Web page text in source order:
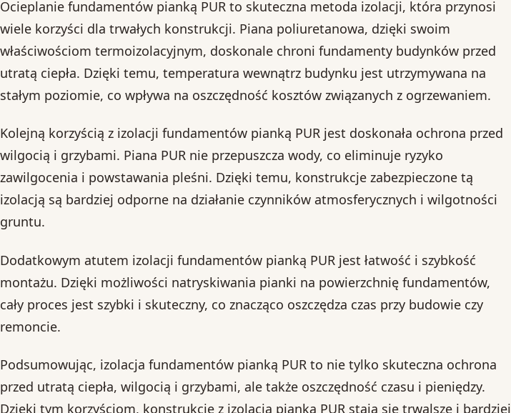
Ocieplanie fundamentów pianką PUR to skuteczna metoda izolacji, która przynosi
wiele korzyści dla trwałych konstrukcji. Piana poliuretanowa, dzięki swoim
właściwościom termoizolacyjnym, doskonale chroni fundamenty budynków przed
utratą ciepła. Dzięki temu, temperatura wewnątrz budynku jest utrzymywana na
stałym poziomie, co wpływa na oszczędność kosztów związanych z ogrzewaniem.
Kolejną korzyścią z izolacji fundamentów pianką PUR jest doskonała ochrona przed
wilgocią i grzybami. Piana PUR nie przepuszcza wody, co eliminuje ryzyko
zawilgocenia i powstawania pleśni. Dzięki temu, konstrukcje zabezpieczone tą
izolacją są bardziej odporne na działanie czynników atmosferycznych i wilgotności
gruntu.
Dodatkowym atutem izolacji fundamentów pianką PUR jest łatwość i szybkość
montażu. Dzięki możliwości natryskiwania pianki na powierzchnię fundamentów,
cały proces jest szybki i skuteczny, co znacząco oszczędza czas przy budowie czy
remoncie.
Podsumowując, izolacja fundamentów pianką PUR to nie tylko skuteczna ochrona
przed utratą ciepła, wilgocią i grzybami, ale także oszczędność czasu i pieniędzy.
Dzięki tym korzyściom, konstrukcje z izolacją pianką PUR stają się trwalsze i bardziej